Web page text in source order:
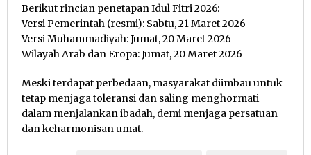
Berikut rincian penetapan Idul Fitri 2026:
Versi Pemerintah (resmi): Sabtu, 21 Maret 2026
Versi Muhammadiyah: Jumat, 20 Maret 2026
Wilayah Arab dan Eropa: Jumat, 20 Maret 2026
Meski terdapat perbedaan, masyarakat diimbau untuk
tetap menjaga toleransi dan saling menghormati
dalam menjalankan ibadah, demi menjaga persatuan
dan keharmonisan umat.